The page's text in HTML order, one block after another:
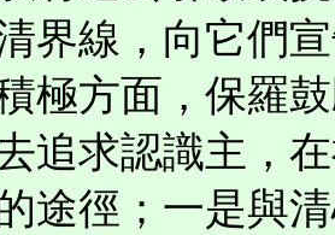
界線，向它們
方面，保羅鼓
追求認識主，
途徑；一是與